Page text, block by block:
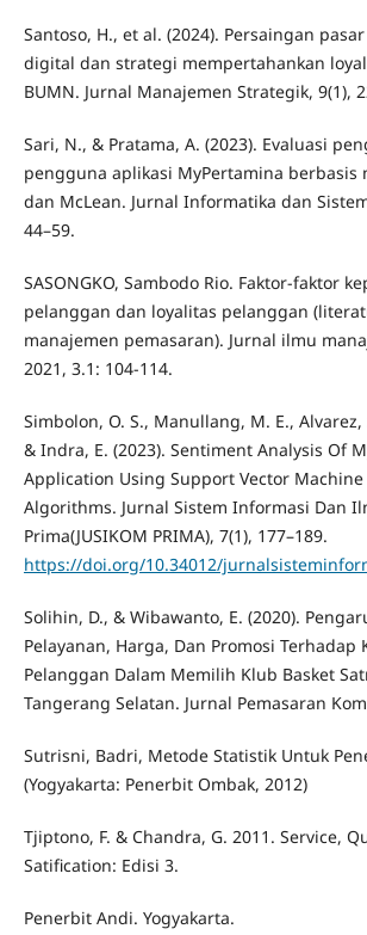
Santoso, H., et al. (2024). Persaingan
digital dan strategi mempertahankan
BUMN. Jurnal Manajemen Strategik, 9(1),
Sari, N., & Pratama, A. (2023). Evaluasi
pengguna aplikasi MyPertamina berbasis
dan McLean. Jurnal Informatika dan
44–59.
SASONGKO, Sambodo Rio. Faktor-faktor
pelanggan dan loyalitas pelanggan
manajemen pemasaran). Jurnal ilmu
2021, 3.1: 104-114.
Simbolon, O. S., Manullang, M. E., Alvarez,
& Indra, E. (2023). Sentiment Analysis Of
Application Using Support Vector Machine
Algorithms. Jurnal Sistem Informasi Dan
Prima(JUSIKOM PRIMA), 7(1), 177–189.
https://doi.org/10.34012/
Solihin, D., & Wibawanto, E. (2020).
Pelayanan, Harga, Dan Promosi Terhadap
Pelanggan Dalam Memilih Klub Basket
Tangerang Selatan. Jurnal Pemasaran
Sutrisni, Badri, Metode Statistik Untuk
(Yogyakarta: Penerbit Ombak, 2012)
Tjiptono, F. & Chandra, G. 2011. Service,
Satification: Edisi 3.
Penerbit Andi. Yogyakarta.